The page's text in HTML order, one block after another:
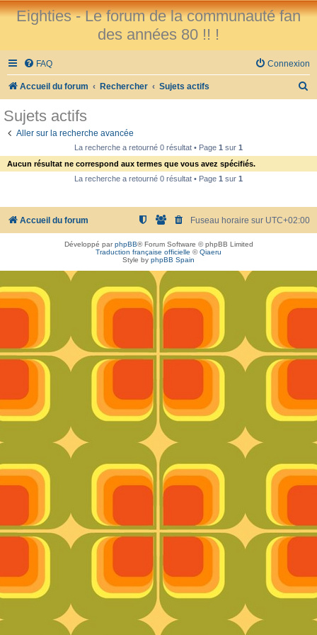
Eighties - Le forum de la communauté fan
des années 80 !! !
FAQ Connexion
Accueil du forum Rechercher Sujets actifs
e
Sujets actifs
Aller sur la recherche avancée
La recherche a retourné 0 résultat • Page 1 sur 1
Aucun résultat ne correspond aux termes que vous avez spécifiés.
La recherche a retourné 0 résultat • Page 1 sur 1
Accueil du forum Fuseau horaire sur UTC+02:00
Développé parphpBB® Forum Software © phpBB Limited
Traduction française officielle ©Qiaeru
Style by phpBB Spain